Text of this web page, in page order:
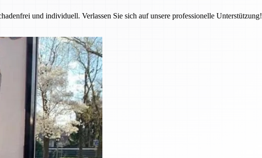
und individuell. Verlassen Sie sich auf unsere professionelle Unterstützung!